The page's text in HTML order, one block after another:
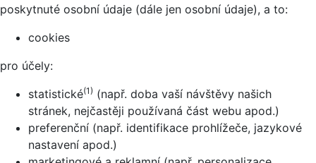
poskytnuté osobní údaje (dále jen osobní údaje), a to:
cookies
pro účely:
statistické(1) (např. doba vaší návštěvy našich
stránek, nejčastěji používaná část webu apod.)
preferenční (např. identifikace prohlížeče, jazykové
nastavení apod.)